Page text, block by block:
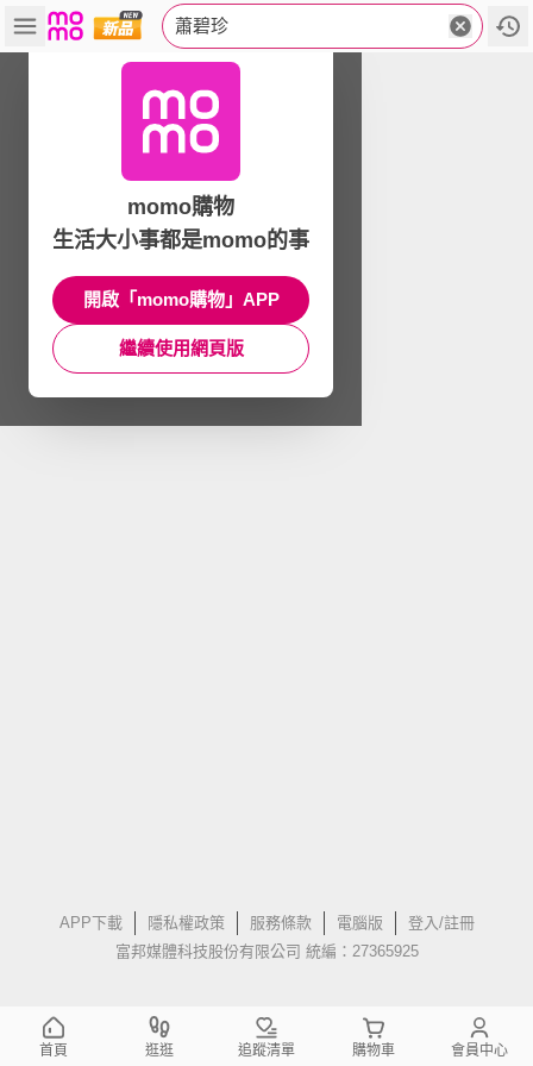
蕭碧珍
APP下載 隱私權政策 服務條款 電腦版
登入/註冊
富邦媒體科技股份有限公司 統編：27365925
momo購物
生活大小事都是momo的事
開啟「momo購物」APP
繼續使用網頁版
首頁 逛逛 追蹤清單 購物車 會員中心